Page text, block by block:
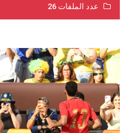
عدد الملفات 26